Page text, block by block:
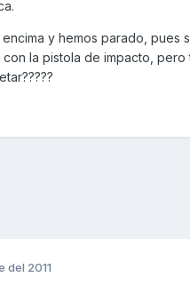
y hemos parado, pues
la pistola de impacto,
del 2011